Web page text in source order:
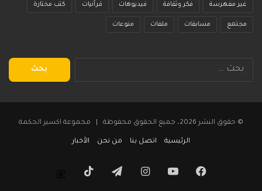
غير مفهرسة فكر وثقافة فيديوهات قرآنيات كتب مختارة
مجتمع مسابقات ملفات منوعات
البحث
© حقوق النشر 2026، جميع الحقوق محفوظة | مجموعة اكسير الحكمة
الرئيسية اتصل بنا من نحن الأخبار
فيسبوكيوتيوب انستقرامتيلقرام